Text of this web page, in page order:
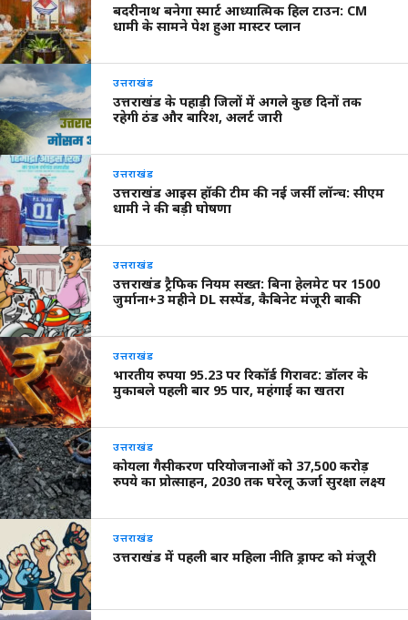
बदरीनाथ बनेगा स्मार्ट आध्यात्मिक हिल टाउन: CM
धामी के सामने पेश हुआ मास्टर प्लान
उत्तराखंड
उत्तराखंड के पहाड़ी जिलों में अगले कुछ दिनों तक
रहेगी ठंड और बारिश, अलर्ट जारी
उत्तराखंड
उत्तराखंड आइस हॉकी टीम की नई जर्सी लॉन्च: सीएम
धामी ने की बड़ी घोषणा
उत्तराखंड
उत्तराखंड ट्रैफिक नियम सख्त: बिना हेलमेट पर 1500
जुर्माना+3 महीने DL सस्पेंड, कैबिनेट मंजूरी बाकी
उत्तराखंड
भारतीय रुपया 95.23 पर रिकॉर्ड गिरावट: डॉलर के
मुकाबले पहली बार 95 पार, महंगाई का खतरा
उत्तराखंड
कोयला गैसीकरण परियोजनाओं को 37,500 करोड़
रुपये का प्रोत्साहन, 2030 तक घरेलू ऊर्जा सुरक्षा लक्ष्य
उत्तराखंड
उत्तराखंड में पहली बार महिला नीति ड्राफ्ट को मंजूरी